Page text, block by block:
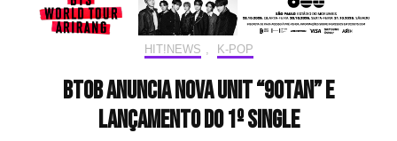
HIT!NEWS K-POP
BTOB anuncia nova unit “90TAN” e
lançamento do 1º single